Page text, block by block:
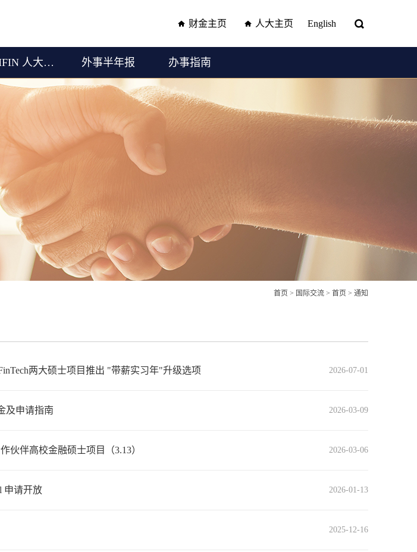
财金主页 人大主页 English
MFIN 人大女王金融硕士 外事半年报 办事指南
首页 > 国际交流 > 首页 > 通知
2026-07-01
两大硕士项目推出 "带薪实习年"升级选项
2026-03-09
及申请指南
2026-03-06
伙伴高校金融硕士项目（3.13）
2026-01-13
申请开放
2025-12-16